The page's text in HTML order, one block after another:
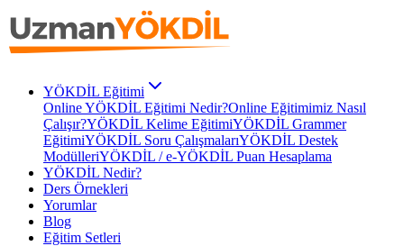
YÖKDİL Eğitimi
Online YÖKDİL Eğitimi Nedir?Online Eğitimimiz Nasıl
Çalışır?YÖKDİL Kelime EğitimiYÖKDİL Grammer
EğitimiYÖKDİL Soru ÇalışmalarıYÖKDİL Destek
ModülleriYÖKDİL / e-YÖKDİL Puan Hesaplama
YÖKDİL Nedir?
Ders Örnekleri
Yorumlar
Blog
Eğitim Setleri